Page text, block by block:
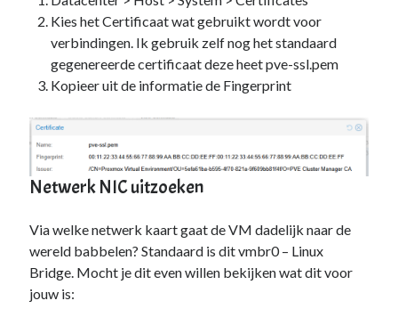
Fan van:
Backblaze
Kies het Certificaat wat gebruikt wordt voor
verbindingen. Ik gebruik zelf nog het standaard
gegenereerde certificaat deze heet pve-ssl.pem
Kopieer uit de informatie de Fingerprint
Netwerk NIC uitzoeken
Via welke netwerk kaart gaat de VM dadelijk naar de
wereld babbelen? Standaard is dit vmbr0 – Linux
Bridge. Mocht je dit even willen bekijken wat dit voor
jouw is: